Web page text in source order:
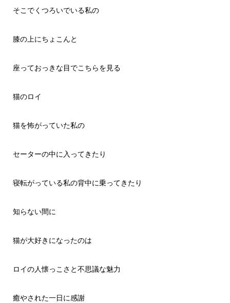
そこでくつろいでいる私の
膝の上にちょこんと
座っておっきな目でこちらを見る
猫のロイ
猫を怖がっていた私の
セーターの中に入ってきたり
寝転がっている私の背中に乗ってきたり
知らない間に
猫が大好きになったのは
ロイの人懐っこさと不思議な魅力
癒やされた一日に感謝